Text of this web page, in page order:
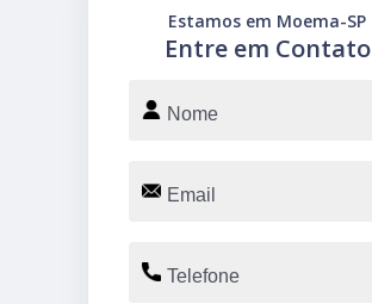
Entre em Contato
Estamos em Moema-SP